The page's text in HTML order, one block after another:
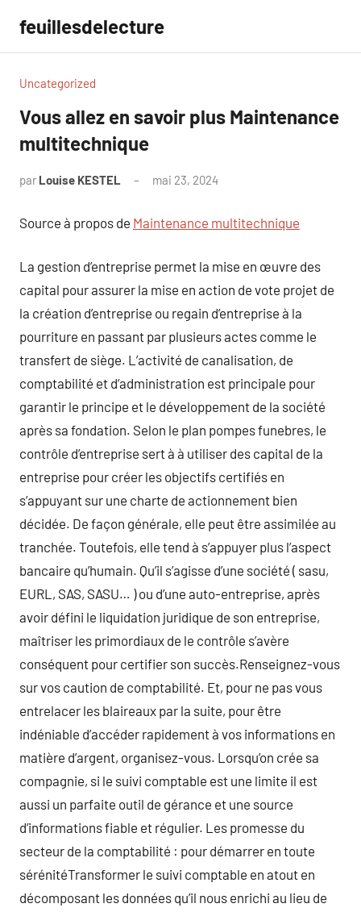
contenu
feuillesdelecture
Uncategorized
Vous allez en savoir plus Maintenance
multitechnique
par Louise KESTEL mai 23, 2024
Source à propos de Maintenance multitechnique
La gestion d’entreprise permet la mise en œuvre des
capital pour assurer la mise en action de vote projet de
la création d’entreprise ou regain d’entreprise à la
pourriture en passant par plusieurs actes comme le
transfert de siège. L’activité de canalisation, de
comptabilité et d’administration est principale pour
garantir le principe et le développement de la société
après sa fondation. Selon le plan pompes funebres, le
contrôle d’entreprise sert à à utiliser des capital de la
entreprise pour créer les objectifs certifiés en
s’appuyant sur une charte de actionnement bien
décidée. De façon générale, elle peut être assimilée au
tranchée. Toutefois, elle tend à s’appuyer plus l’aspect
bancaire qu’humain. Qu’il s’agisse d’une société ( sasu,
EURL, SAS, SASU… ) ou d’une auto-entreprise, après
avoir défini le liquidation juridique de son entreprise,
maîtriser les primordiaux de le contrôle s’avère
conséquent pour certifier son succès.Renseignez-vous
sur vos caution de comptabilité. Et, pour ne pas vous
entrelacer les blaireaux par la suite, pour être
indéniable d’accéder rapidement à vos informations en
matière d’argent, organisez-vous. Lorsqu’on crée sa
compagnie, si le suivi comptable est une limite il est
aussi un parfaite outil de gérance et une source
d’informations fiable et régulier. Les promesse du
secteur de la comptabilité : pour démarrer en toute
sérénitéTransformer le suivi comptable en atout en
décomposant les données qu’il nous enrichi au lieu de